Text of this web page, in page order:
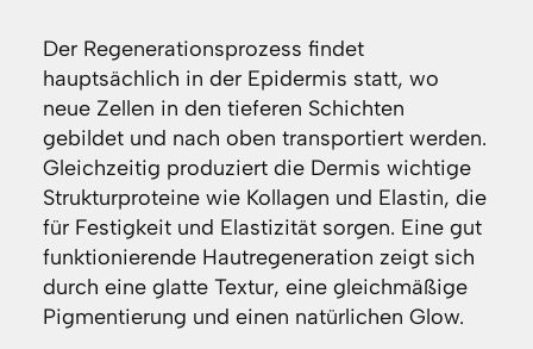
Der Regenerationsprozess findet
hauptsächlich in der Epidermis statt, wo
neue Zellen in den tieferen Schichten
gebildet und nach oben transportiert werden.
Gleichzeitig produziert die Dermis wichtige
Strukturproteine wie Kollagen und Elastin, die
für Festigkeit und Elastizität sorgen. Eine gut
funktionierende Hautregeneration zeigt sich
durch eine glatte Textur, eine gleichmäßige
Pigmentierung und einen natürlichen Glow.